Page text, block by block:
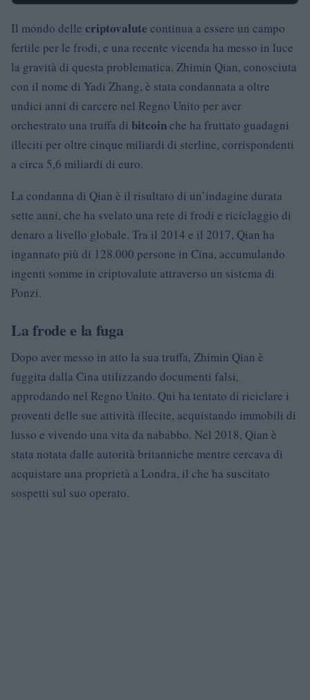
Il mondo delle criptovalute continua a essere un campo
fertile per le frodi, e una recente vicenda ha messo in luce
la gravità di questa problematica. Zhimin Qian, conosciuta
con il nome di Yadi Zhang, è stata condannata a oltre
undici anni di carcere nel Regno Unito per aver
orchestrato una truffa di bitcoinche ha fruttato guadagni
illeciti per oltre cinque miliardi di sterline, corrispondenti
a circa 5,6 miliardi di euro.
La condanna di Qian è il risultato di un’indagine durata
sette anni, che ha svelato una rete di frodi e riciclaggio di
denaro a livello globale. Tra il 2014 e il 2017, Qian ha
ingannato più di 128.000 persone in Cina, accumulando
ingenti somme in criptovalute attraverso un sistema di
Ponzi.
La frode e la fuga
Dopo aver messo in atto la sua truffa, Zhimin Qian è
fuggita dalla Cina utilizzando documenti falsi,
approdando nel Regno Unito. Qui ha tentato di riciclare i
proventi delle sue attività illecite, acquistando immobili di
lusso e vivendo una vita da nababbo. Nel 2018, Qian è
stata notata dalle autorità britanniche mentre cercava di
acquistare una proprietà a Londra, il che ha suscitato
sospetti sul suo operato.